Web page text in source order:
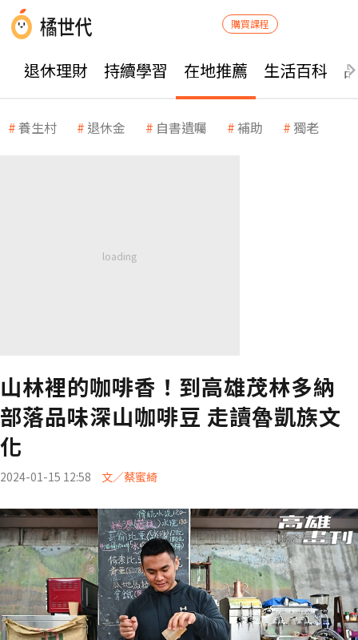
購買課程
退休理財 持續學習 在地推薦 生活百科
養生村 退休金 自書遺囑 補助 獨老
山林裡的咖啡香！到高雄茂林多納
部落品味深山咖啡豆 走讀魯凱族文
化
2024-01-15 12:58 文／蔡蜜綺